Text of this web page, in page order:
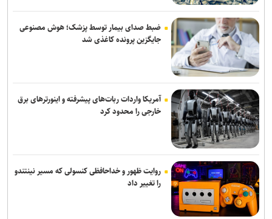
ضبط صدای بیمار توسط پزشک؛ هوش مصنوعی
جایگزین پرونده کاغذی شد
آمریکا واردات ربات‌های پیشرفته و اینورترهای برق
خارجی را محدود کرد
روایت ظهور و خداحافظی کنسولی که مسیر نینتندو
را تغییر داد